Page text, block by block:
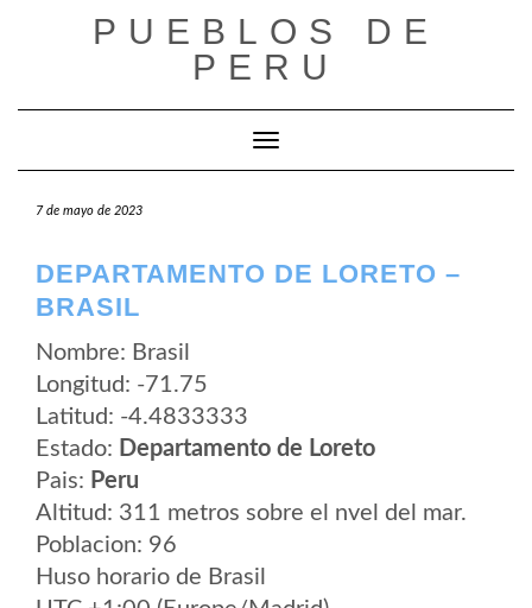
PUEBLOS DE
PERU
Cambiar modo de navegación
7 de mayo de 2023
DEPARTAMENTO DE LORETO –
BRASIL
Nombre: Brasil
Longitud: -71.75
Latitud: -4.4833333
Estado: Departamento de Loreto
Pais: Peru
Altitud: 311 metros sobre el nvel del mar.
Poblacion: 96
Huso horario de Brasil